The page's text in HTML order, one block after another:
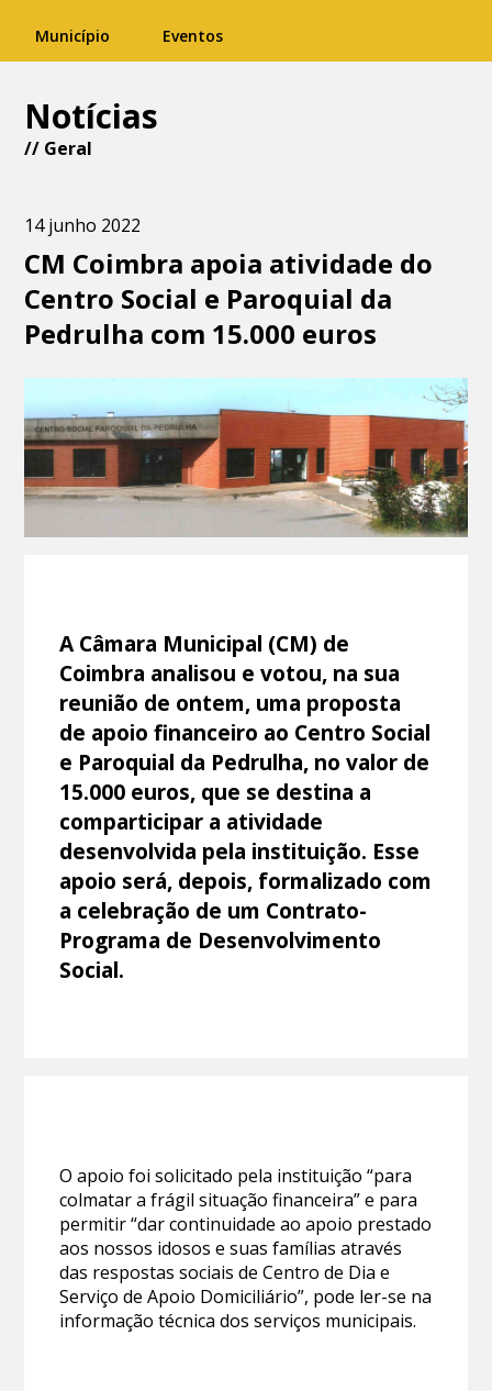
Município Eventos
Notícias
// Geral
14 junho 2022
CM Coimbra apoia atividade do
Centro Social e Paroquial da
Pedrulha com 15.000 euros
A Câmara Municipal (CM) de
Coimbra analisou e votou, na sua
reunião de ontem, uma proposta
de apoio financeiro ao Centro Social
e Paroquial da Pedrulha, no valor de
15.000 euros, que se destina a
comparticipar a atividade
desenvolvida pela instituição. Esse
apoio será, depois, formalizado com
a celebração de um Contrato-
Programa de Desenvolvimento
Social.
O apoio foi solicitado pela instituição “para
colmatar a frágil situação financeira” e para
permitir “dar continuidade ao apoio prestado
aos nossos idosos e suas famílias através
das respostas sociais de Centro de Dia e
Serviço de Apoio Domiciliário”, pode ler-se na
informação técnica dos serviços municipais.